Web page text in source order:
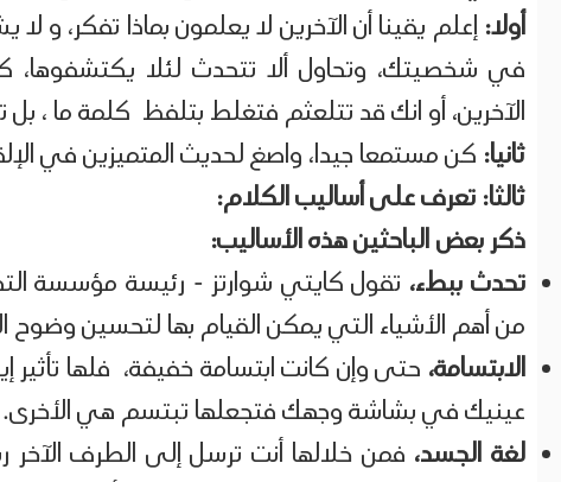
أولا:إعلم يقينا أن الآخرين لا يعلمون بماذا تفكر،
في شخصيتك، وتحاول ألا تتحدث لئلا يكتشفوها،
الآخرين، أو انك قد تتلعثم فتغلط بتلفظ كلمة ما ، بل
ثانيا: كن مستمعا جيدا، واصغ لحديث المتميزين في
ثالثا: تعرف على أساليب الكلام:
ذكر بعض الباحثين هذه الأساليب:
تحدث ببطء، تقول كايتي شوارتز - رئيسة مؤسسة
من أهم الأشياء التي يمكن القيام بها لتحسين
الابتسامة، حتى وإن كانت ابتسامة خفيفة، فلها
عينيك في بشاشة وجهك فتجعلها تبتسم هي الأخرى.
لغة الجسد، فمن خلالها أنت ترسل إلى الطرف الآخر